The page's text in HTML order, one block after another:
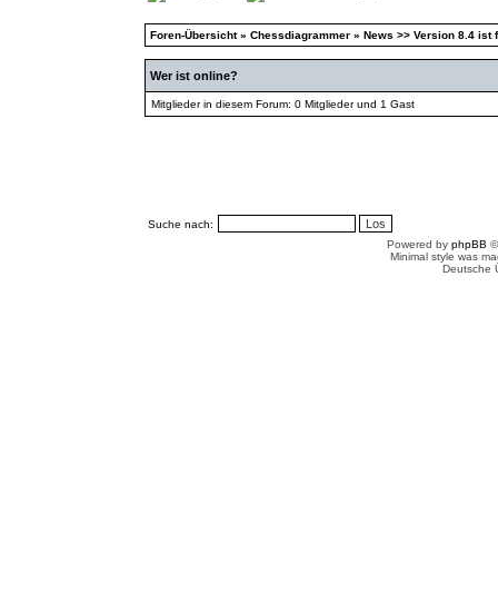
Foren-Übersicht» Chessdiagrammer » News >> Version 8.4 ist
Wer ist online?
Mitglieder in diesem Forum: 0 Mitglieder und 1 Gast
Suche nach:
Powered by phpBB
Minimal style was
Deutsche